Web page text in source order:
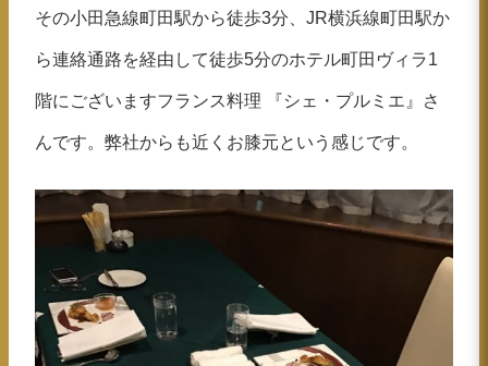
その小田急線町田駅から徒歩3分、JR横浜線町田駅か
ら連絡通路を経由して徒歩5分のホテル町田ヴィラ1
階にございますフランス料理 『シェ・プルミエ』さ
んです。弊社からも近くお膝元という感じです。